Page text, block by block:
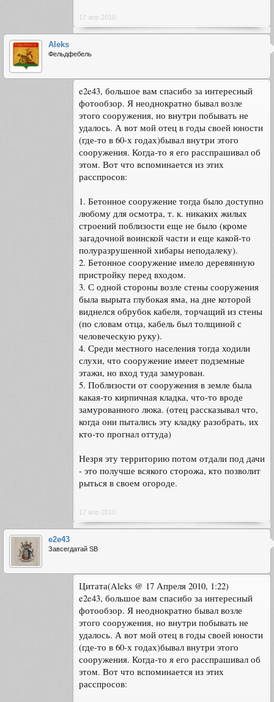
17 апр 2010
Aleks
Фельдфебель
e2e43, большое вам спасибо за интересный
фотообзор. Я неоднократно бывал возле
этого сооружения, но внутри побывать не
удалось. А вот мой отец в годы своей юности
(где-то в 60-х годах)бывал внутри этого
сооружения. Когда-то я его расспрашивал об
этом. Вот что вспоминается из этих
расспросов:
1. Бетонное сооружение тогда было доступно
любому для осмотра, т. к. никаких жилых
строений поблизости еще не было (кроме
загадочной воинской части и еще какой-то
полуразрушенной хибары неподалеку).
2. Бетонное сооружение имело деревянную
пристройку перед входом.
3. С одной стороны возле стены сооружения
была вырыта глубокая яма, на дне которой
виднелся обрубок кабеля, торчащий из стены
(по словам отца, кабель был толщиной с
человеческую руку).
4. Среди местного населения тогда ходили
слухи, что сооружение имеет подземные
этажи, но вход туда замурован.
5. Поблизости от сооружения в земле была
какая-то кирпичная кладка, что-то вроде
замурованного люка. (отец рассказывал что,
когда они пытались эту кладку разобрать, их
кто-то прогнал оттуда)
Незря эту территорию потом отдали под дачи
- это получше всякого сторожа, кто позволит
рыться в своем огороде.
17 апр 2010
e2e43
Завсегдатай SB
Цитата(Aleks @ 17 Апреля 2010, 1:22)
e2e43, большое вам спасибо за интересный
фотообзор. Я неоднократно бывал возле
этого сооружения, но внутри побывать не
удалось. А вот мой отец в годы своей юности
(где-то в 60-х годах)бывал внутри этого
сооружения. Когда-то я его расспрашивал об
этом. Вот что вспоминается из этих
расспросов: